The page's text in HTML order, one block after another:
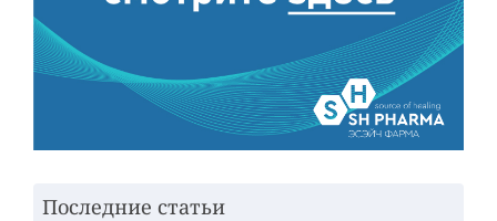
Последние статьи